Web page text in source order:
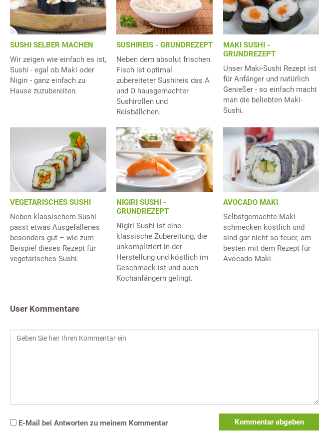
SUSHI SELBER MACHEN
Wir zeigen wie einfach es ist,
Sushi - egal ob Maki oder
Nigiri - ganz einfach zu
Hause zuzubereiten.
SUSHIREIS - GRUNDREZEPT
Neben dem absolut frischen
Fisch ist optimal
zubereiteter Sushireis das A
und O hausgemachter
Sushirollen und
Reisbällchen.
MAKI SUSHI -
GRUNDREZEPT
Unser Maki-Sushi Rezept ist
für Anfänger und natürlich
Genießer - so einfach macht
man die beliebten Maki-
Sushi.
VEGETARISCHES SUSHI
Neben klassischem Sushi
passt etwas Ausgefallenes
besonders gut – wie zum
Beispiel dieses Rezept für
vegetarisches Sushi.
NIGIRI SUSHI -
GRUNDREZEPT
Nigiri Sushi ist eine
klassische Zubereitung, die
unkompliziert in der
Herstellung und köstlich im
Geschmack ist und auch
Kochanfängern gelingt.
AVOCADO MAKI
Selbstgemachte Maki
schmecken köstlich und
sind gar nicht so teuer, am
besten mit dem Rezept für
Avocado Maki.
User Kommentare
E-Mail bei Antworten zu meinem Kommentar Kommentar abgeben